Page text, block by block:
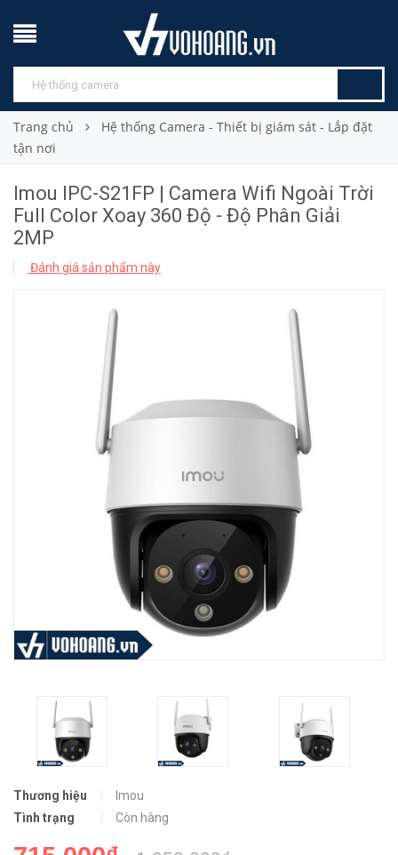
Trang chủ
Hệ thống Camera - Thiết bị giám sát - Lắp đặt
tận nơi
Imou IPC-S21FP | Camera Wifi Ngoài Trời
Full Color Xoay 360 Độ - Độ Phân Giải
2MP
Đánh giá sản phẩm này
Thương hiệu
Imou
Tình trạng
Còn hàng